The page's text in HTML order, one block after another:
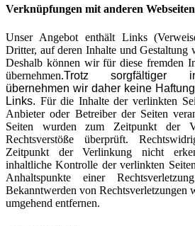
Verknüpfungen mit anderen
Unser Angebot enthält Links
Dritter, auf deren Inhalte und Gestaltung
Deshalb können wir für diese fremden
übernehmen.Trotz sorgfältiger
übernehmen wir daher keine
Links. Für die Inhalte der verlinkten
Anbieter oder Betreiber der Seiten
Seiten wurden zum Zeitpunkt der
Rechtsverstöße überprüft.
Zeitpunkt der Verlinkung nicht
inhaltliche Kontrolle der verlinkten
Anhaltspunkte einer
Bekanntwerden von Rechtsverletzungen
umgehend entfernen.